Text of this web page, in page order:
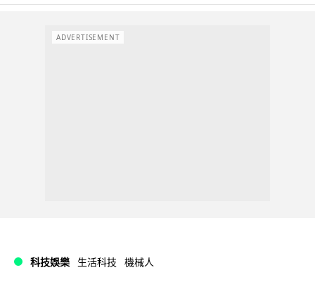
ADVERTISEMENT
科技娛樂 生活科技 機械人